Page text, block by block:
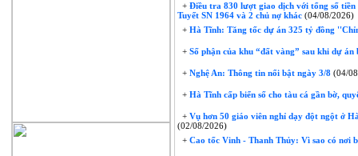
+ Điều tra 830 lượt giao dịch với tổng số
Tuyết SN 1964 và 2 chủ nợ khác (04/08/2026)
+ Hà Tĩnh: Tăng tốc dự án 325 tỷ đồng
+ Số phận của khu “đất vàng” sau khi dự
+ Nghệ An: Thông tin nổi bật ngày 3/8 (04/
+ Hà Tĩnh cấp biển số cho tàu cá gần bờ,
+ Vụ hơn 50 giáo viên nghỉ dạy đột ngột ở
(02/08/2026)
+ Cao tốc Vinh - Thanh Thủy: Vì sao có nơi